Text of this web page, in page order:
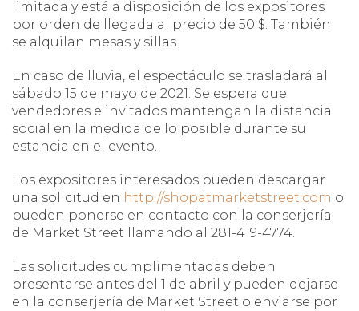
limitada y está a disposición de los expositores
por orden de llegada al precio de 50 $. También
se alquilan mesas y sillas.
En caso de lluvia, el espectáculo se trasladará al
sábado 15 de mayo de 2021. Se espera que
vendedores e invitados mantengan la distancia
social en la medida de lo posible durante su
estancia en el evento.
Los expositores interesados pueden descargar
una solicitud en http://shopatmarketstreet.com o
pueden ponerse en contacto con la conserjería
de Market Street llamando al 281-419-4774.
Las solicitudes cumplimentadas deben
presentarse antes del 1 de abril y pueden dejarse
en la conserjería de Market Street o enviarse por